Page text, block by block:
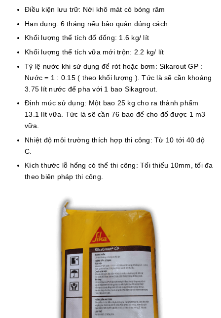
Điều kiện lưu trữ: Nới khô mát có bóng râm
Hạn dụng: 6 tháng nếu bảo quản đúng cách
Khối lượng thể tích đổ đống: 1.6 kg/ lít
Khối lượng thể tích vữa mới trộn: 2.2 kg/ lít
Tỷ lệ nước khi sử dụng để rót hoặc bơm: Sikarout GP :
Nước = 1 : 0.15 ( theo khối lượng ). Tức là sẽ cần khoảng
3.75 lít nước để pha với 1 bao Sikagrout.
Định mức sử dụng: Một bao 25 kg cho ra thành phẩm
13.1 lít vữa. Tức là sẽ cần 76 bao để cho đổ được 1 m3
vữa.
Nhiệt độ môi trường thích hợp thi công: Từ 10 tới 40 độ
C.
Kích thước lỗ hổng có thể thi công: Tối thiểu 10mm, tối đa
theo biên pháp thi công.